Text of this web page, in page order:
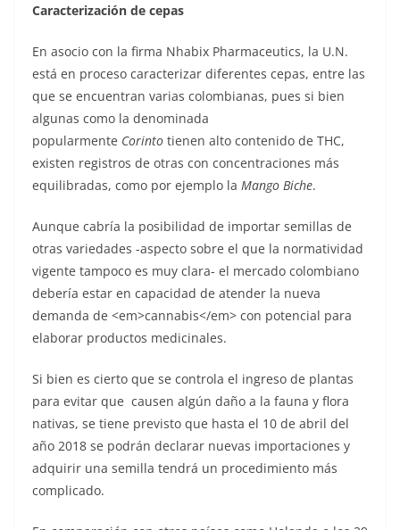
Caracterización de cepas
En asocio con la firma Nhabix Pharmaceutics, la U.N.
está en proceso caracterizar diferentes cepas, entre las
que se encuentran varias colombianas, pues si bien
algunas como la denominada
popularmente Corinto tienen alto contenido de THC,
existen registros de otras con concentraciones más
equilibradas, como por ejemplo la Mango Biche.
Aunque cabría la posibilidad de importar semillas de
otras variedades -aspecto sobre el que la normatividad
vigente tampoco es muy clara- el mercado colombiano
debería estar en capacidad de atender la nueva
demanda de <em>cannabis</em> con potencial para
elaborar productos medicinales.
Si bien es cierto que se controla el ingreso de plantas
para evitar que causen algún daño a la fauna y flora
nativas, se tiene previsto que hasta el 10 de abril del
año 2018 se podrán declarar nuevas importaciones y
adquirir una semilla tendrá un procedimiento más
complicado.